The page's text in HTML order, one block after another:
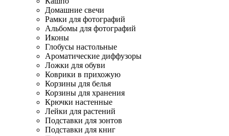
Домашние свечи
Рамки для фотографий
Альбомы для фотографий
Иконы
Глобусы настольные
Ароматические диффузоры
Ложки для обуви
Коврики в прихожую
Корзины для белья
Корзины для хранения
Крючки настенные
Лейки для растений
Подставки для зонтов
Подставки для книг